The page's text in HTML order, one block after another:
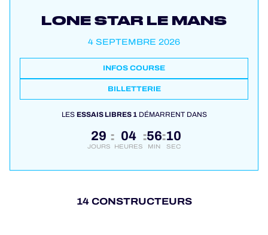
LONE STAR LE MANS
4 SEPTEMBRE 2026
INFOS COURSE
BILLETTERIE
LESESSAIS LIBRES 1DÉMARRENT DANS
29
JOURS
: 04
HEURES
:56
MIN
:10
SEC
14 CONSTRUCTEURS